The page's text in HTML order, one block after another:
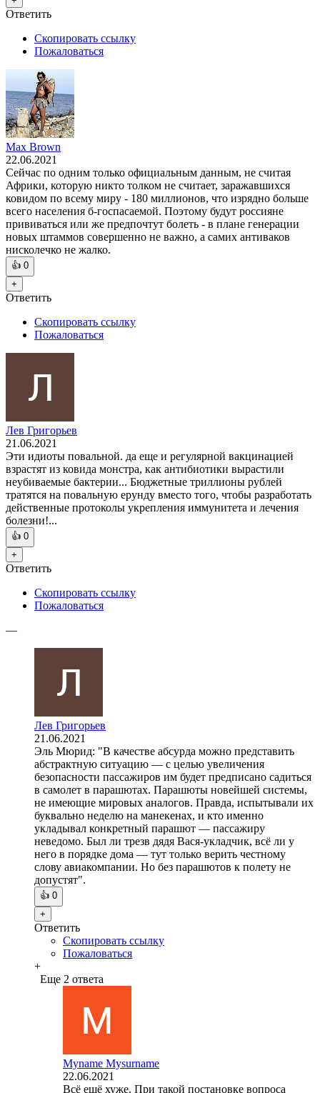
👍
Ответить
Пожаловаться
Max Brown
22.06.2021
Сейчас по одним только официальным данным, не считая
Африки, которую никто толком не считает, заражавшихся
ковидом по всему миру - 180 миллионов, что изрядно больше
всего населения б-госпасаемой. Поэтому будут россияне
прививаться или же предпочтут болеть - в плане генерации
новых штаммов совершенно не важно, а самих антиваков
нисколечко не жалко.
👍
Ответить
Лев Григорьев
21.06.2021
Эти идиоты повальной. да еще и регулярной вакцинацией
взрастят из ковида монстра, как антибиотики вырастили
неубиваемые бактерии... Бюджетные триллионы рублей
тратятся на повальную ерунду вместо того, чтобы разработать
действенные протоколы укрепления иммунитета и лечения
болезни!...
👍
Ответить
Лев Григорьев
21.06.2021
Эль Мюрид: "В качестве абсурда можно представить
абстрактную ситуацию — с целью увеличения
безопасности пассажиров им будет предписано садиться
в самолет в парашютах. Парашюты новейшей системы,
не имеющие мировых аналогов. Правда, испытывали их
буквально неделю на манекенах, и кто именно
укладывал конкретный парашют — пассажиру
неведомо. Был ли трезв дядя Вася-укладчик, всё ли у
него в порядке дома — тут только верить честному
слову авиакомпании. Но без парашютов к полету не
допустят".
👍
Ответить
Пожаловаться
Myname Mysurname